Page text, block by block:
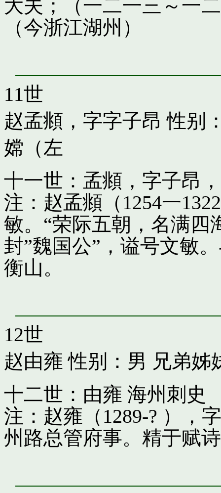
大夫；（一二一三～一
（今浙江湖州）
11世
赵孟頫，字字子昂 性别
嫦（左
十一世：孟頫，字子昂
注：赵孟頫（1254一
敏。“荣际五朝，名满四
封”魏国公”，谥号文敏
衡山。
12世
赵由雍 性别：男 兄弟姊
十二世：由雍 海州刺史
注：赵雍（1289-? ），
州路总管府事。精于赋